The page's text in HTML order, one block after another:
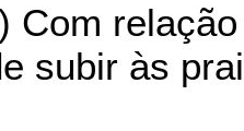
Com
subir às